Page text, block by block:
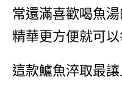
常還滿喜歡喝魚
精華更方便就可以
這款鱸魚淬取最